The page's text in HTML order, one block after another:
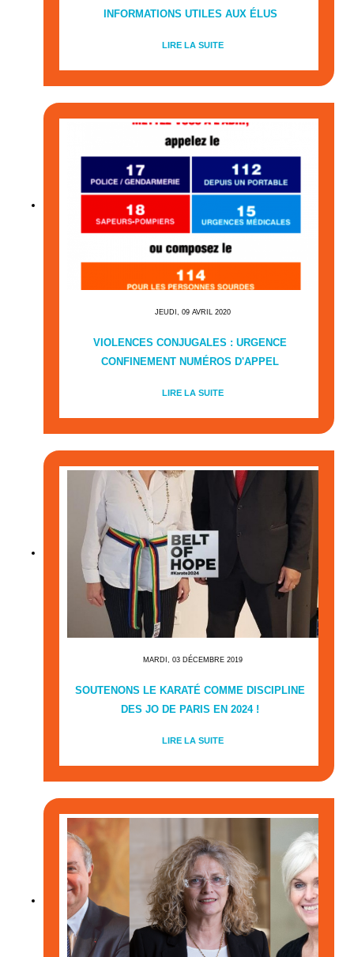
INFORMATIONS UTILES AUX ÉLUS
LIRE LA SUITE
JEUDI, 09 AVRIL 2020
VIOLENCES CONJUGALES : URGENCE
CONFINEMENT NUMÉROS D'APPEL
LIRE LA SUITE
MARDI, 03 DÉCEMBRE 2019
SOUTENONS LE KARATÉ COMME DISCIPLINE
DES JO DE PARIS EN 2024 !
LIRE LA SUITE